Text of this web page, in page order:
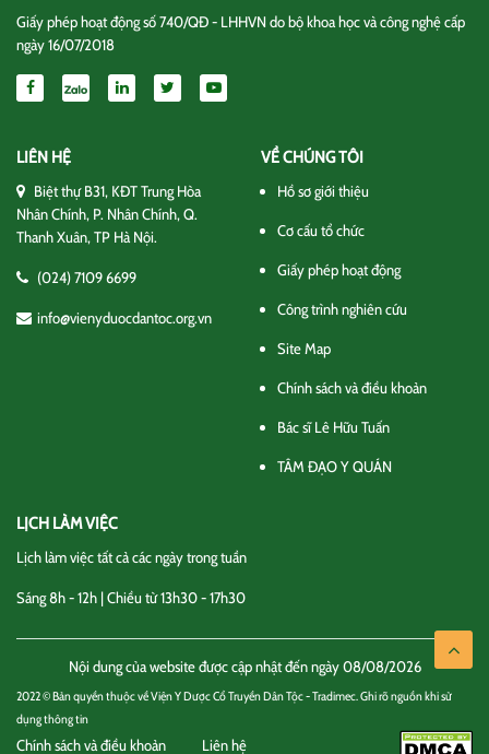
Giấy phép hoạt động số 740/QĐ - LHHVN do bộ khoa học và công nghệ cấp
ngày 16/07/2018
LIÊN HỆ
Biệt thự B31, KĐT Trung Hòa
Nhân Chính, P. Nhân Chính, Q.
Thanh Xuân, TP Hà Nội.
(024) 7109 6699
info@vienyduocdantoc.org.vn
VỀ CHÚNG TÔI
Hồ sơ giới thiệu
Cơ cấu tổ chức
Giấy phép hoạt động
Công trình nghiên cứu
Site Map
Chính sách và điều khoản
Bác sĩ Lê Hữu Tuấn
TÂM ĐẠO Y QUÁN
LỊCH LÀM VIỆC
Lịch làm việc tất cả các ngày trong tuần
Sáng 8h - 12h | Chiều từ 13h30 - 17h30
Nội dung của website được cập nhật đến ngày 08/08/2026
2022 © Bản quyền thuộc về Viện Y Dược Cổ Truyền Dân Tộc - Tradimec. Ghi rõ nguồn khi sử
dụng thông tin
Chính sách và điều khoản Liên hệ